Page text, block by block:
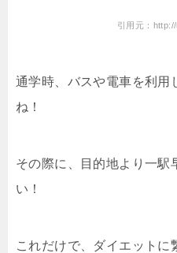
引用元：
通学時、バスや電車を利用
ね！
その際に、目的地より一駅
い！
これだけで、ダイエットに